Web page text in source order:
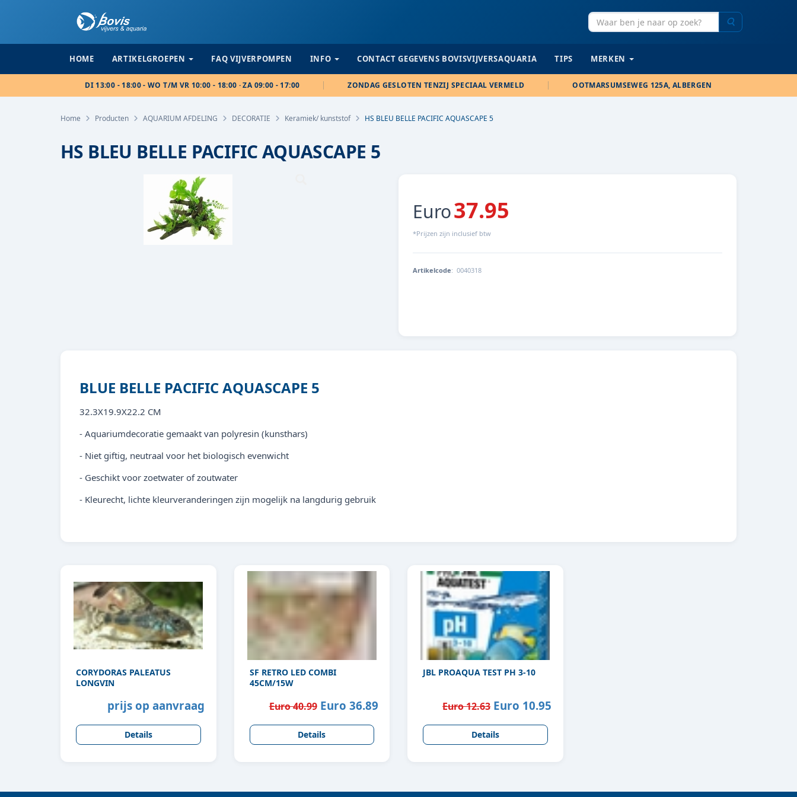
HOME ARTIKELGROEPEN FAQ VIJVERPOMPEN INFO CONTACT GEGEVENS BOVISVIJVERSAQUARIA TIPS MERKEN
DI 13:00 - 18:00 - WO T/M VR 10:00 - 18:00 · ZA 09:00 - 17:00 ZONDAG GESLOTEN TENZIJ SPECIAAL VERMELD OOTMARSUMSEWEG 125A, ALBERGEN
Home Producten AQUARIUM AFDELING DECORATIE Keramiek/ kunststof HS BLEU BELLE PACIFIC AQUASCAPE 5
HS BLEU BELLE PACIFIC AQUASCAPE 5
Euro37.95
*Prijzen zijn inclusief btw
Artikelcode: 0040318
BLUE BELLE PACIFIC AQUASCAPE 5
32.3X19.9X22.2 CM
- Aquariumdecoratie gemaakt van polyresin (kunsthars)
- Niet giftig, neutraal voor het biologisch evenwicht
- Geschikt voor zoetwater of zoutwater
- Kleurecht, lichte kleurveranderingen zijn mogelijk na langdurig gebruik
CORYDORAS PALEATUS
LONGVIN
prijs op aanvraag
Details
SF RETRO LED COMBI
45CM/15W
Euro 40.99Euro 36.89
Details
JBL PROAQUA TEST PH 3-10
Euro 12.63Euro 10.95
Details